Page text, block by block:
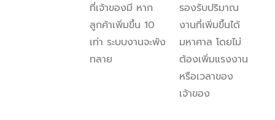
ที่เจ้าของมี หาก
ลูกค้าเพิ่มขึ้น 10
เท่า ระบบงานจะพัง
ทลาย
รองรับปริมาณ
งานที่เพิ่มขึ้นได้
มหาศาล โดยไม่
ต้องเพิ่มแรงงาน
หรือเวลาของ
เจ้าของ